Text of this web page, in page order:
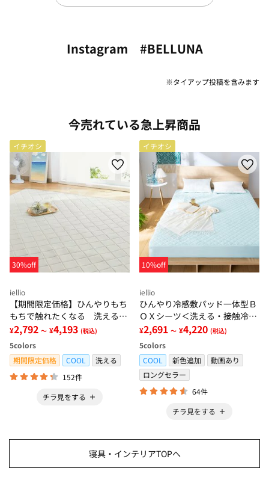
Instagram #BELLUNA
※タイアップ投稿を含みます
今売れている急上昇商品
イチオシ
30%off
iellio
【期間限定価格】ひんやりもち
もちで触れたくなる 洗えるラ
グ＜低反発・滑りにくい・接触
冷感・防ダニ・カーペット＞
¥2,792 ～ ¥4,193 (税込)
5colors
期間限定価格
COOL
洗える
152件
チラ見をする
イチオシ
10%off
iellio
ひんやり冷感敷パッド一体型Ｂ
ＯＸシーツ＜洗える・接触冷
感・抗菌防臭・時短・家事楽・
ボックスシーツ・寝苦しさ対策
＞
¥2,691 ～ ¥4,220 (税込)
5colors
COOL
新色追加
動画あり
ロングセラー
64件
チラ見をする
寝具・インテリアTOPへ